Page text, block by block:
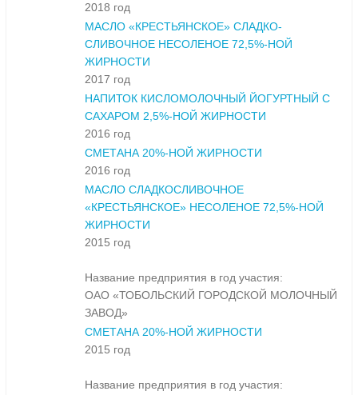
2018 год
МАСЛО «КРЕСТЬЯНСКОЕ» СЛАДКО-
СЛИВОЧНОЕ НЕСОЛЕНОЕ 72,5%-НОЙ
ЖИРНОСТИ
2017 год
НАПИТОК КИСЛОМОЛОЧНЫЙ ЙОГУРТНЫЙ С
САХАРОМ 2,5%-НОЙ ЖИРНОСТИ
2016 год
СМЕТАНА 20%-НОЙ ЖИРНОСТИ
2016 год
МАСЛО СЛАДКОСЛИВОЧНОЕ
«КРЕСТЬЯНСКОЕ» НЕСОЛЕНОЕ 72,5%-НОЙ
ЖИРНОСТИ
2015 год
Название предприятия в год участия:
ОАО «ТОБОЛЬСКИЙ ГОРОДСКОЙ МОЛОЧНЫЙ
ЗАВОД»
СМЕТАНА 20%-НОЙ ЖИРНОСТИ
2015 год
Название предприятия в год участия: